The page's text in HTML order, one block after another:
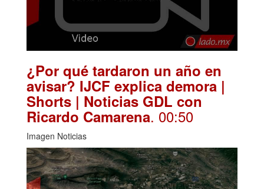
¿Por qué tardaron un año en
avisar? IJCF explica demora |
Shorts | Noticias GDL con
Ricardo Camarena. 00:50
Imagen Noticias